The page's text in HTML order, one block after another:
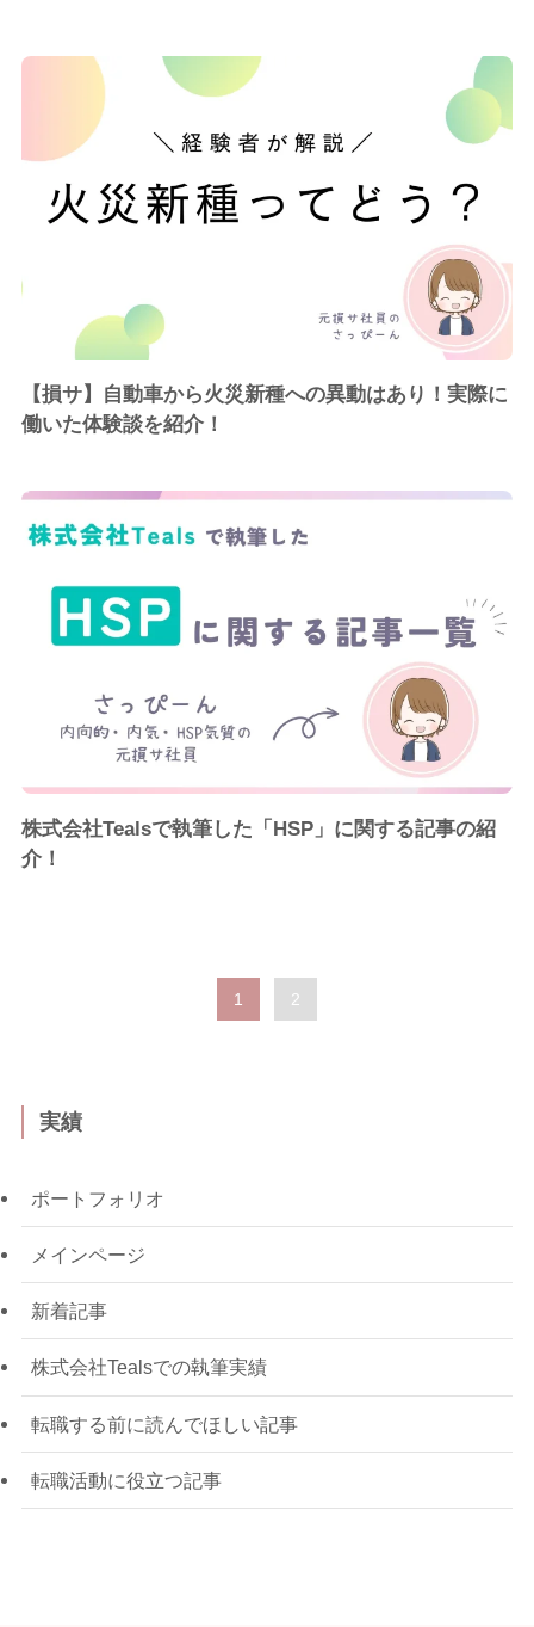
【損サ】自動車から火災新種への異動はあり！実際に
働いた体験談を紹介！
株式会社Tealsで執筆した「HSP」に関する記事の紹
介！
1 2
実績
ポートフォリオ
メインページ
新着記事
株式会社Tealsでの執筆実績
転職する前に読んでほしい記事
転職活動に役立つ記事